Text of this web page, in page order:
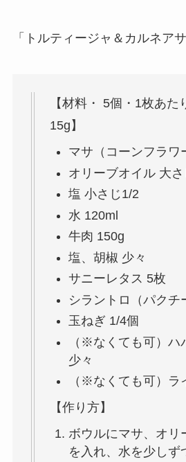
「トルティージャ＆カルネアサ
【材料・ 5個・1枚あた
15g】
マサ（コーンフラワ
オリーブオイル 大さ
塩 小さじ1/2
水 120ml
牛肉 150g
塩、胡椒 少々
サニーレタス 5枚
シラントロ（パクチ
玉ねぎ 1/4個
（※なくても可）ハ
少々
（※なくても可）ラ
【作り方】
ボウルにマサ、オリ
を入れ、水を少しず